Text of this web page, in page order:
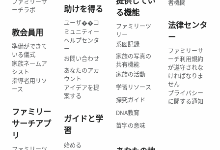
ーチラボ
教会員用
準備ができて
いる儀式
家族ネームア
シスト
指導者用リソ
ース
ファミリー
サーチアプ
リ
助けを得る
ユーザ��コ
ミュニティー
ヘルプセンタ
ー
お問い合わせ
あなたのアカ
ウント
アイデアを提
案する
ガイドと学
習
始める
る機能
ファミリーツ
リー
系図記録
家族の写真の
共有機能
家族の活動
学習リソース
探究ガイド
DNA教育
苗字の意味
者機関
法律センタ
ー
ファミリーサ
ーチ利用規約
が遵守されな
ければなりま
せん
プライバシー
に関する通知